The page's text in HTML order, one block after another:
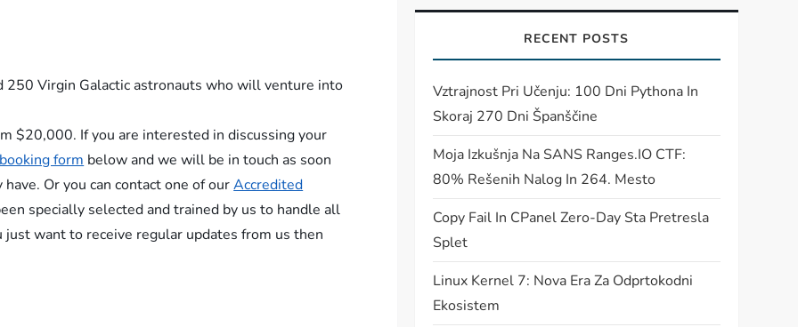
250 Virgin Galactic astronauts who will venture into
$20,000. If you are interested in discussing your
booking form below and we will be in touch as soon
Or you can contact one of ourAccredited
specially selected and trained by us to handle all
want to receive regular updates from us then
RECENT POSTS
Vztrajnost Pri Učenju: 100 Dni Pythona In
Skoraj 270 Dni Španščine
Moja Izkušnja Na SANS Ranges.IO CTF:
80% Rešenih Nalog In 264. Mesto
Copy Fail In CPanel Zero-Day Sta Pretresla
Splet
Linux Kernel 7: Nova Era Za Odprtokodni
Ekosistem